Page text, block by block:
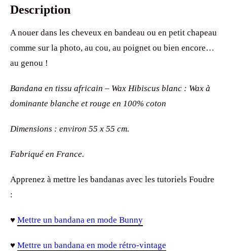
Description
A nouer dans les cheveux en bandeau ou en petit chapeau
comme sur la photo, au cou, au poignet ou bien encore…
au genou !
Bandana en tissu africain – Wax Hibiscus blanc : Wax à
dominante blanche et rouge en 100% coton
Dimensions : environ 55 x 55 cm.
Fabriqué en France.
Apprenez à mettre les bandanas avec les tutoriels Foudre
:
♥ Mettre un bandana en mode Bunny
♥ Mettre un bandana en mode rétro-vintage